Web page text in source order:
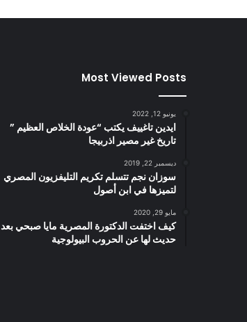
Most Viewed Posts
يونيو 12, 2022
ايدين تاغييف يكتب “عودة الخلاص العظيم ”
تاريخ غير مصير اذربيجا
ديسمبر 22, 2019
سوزان نجم تتسلم تكريم التليفزيون المصري
لتميزها في ابن أصول
مايو 29, 2020
كيف اختفت الدكتورة المصرية مايا صبحي بعد
حديث لها عن الحروب البيولوجية